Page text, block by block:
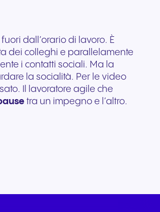
dall’orario di lavoro. È
dei colleghi e parallelamente
i contatti sociali. Ma la
la socialità. Per le video
Il lavoratore agile che
tra un impegno e l’altro.